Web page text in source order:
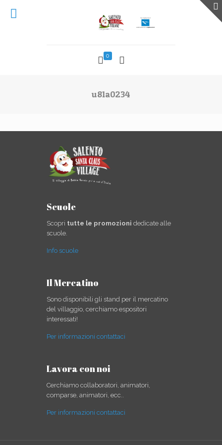
0
u81a0234
Scuole
Scopri tutte le promozioni dedicate alle
scuole.
Info scuole
Il Mercatino
Sono disponibili gli stand per il mercatino
del villaggio, cerchiamo espositori
interessati!
Per informazioni contattaci
Lavora con noi
Cerchiamo collaboratori, animatori,
comparse, animatori, ecc..
Per informazioni contattaci